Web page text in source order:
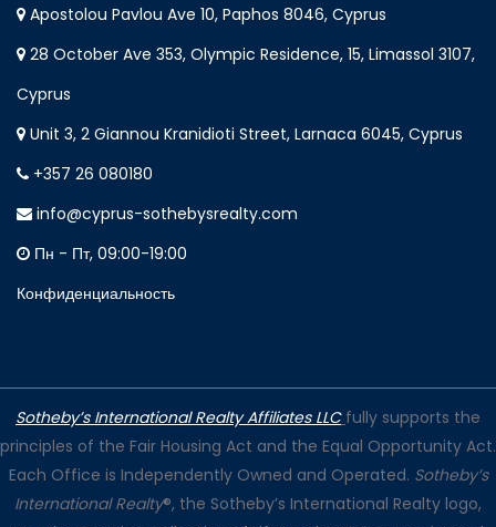
Apostolou Pavlou Ave 10, Paphos 8046, Cyprus
28 October Ave 353, Olympic Residence, 15, Limassol 3107,
Cyprus
Unit 3, 2 Giannou Kranidioti Street, Larnaca 6045, Cyprus
+357 26 080180
info@cyprus-sothebysrealty.com
Пн - Пт, 09:00-19:00
Конфиденциальность
Sotheby’s International Realty Affiliates LLC fully supports the
principles of the Fair Housing Act and the Equal Opportunity Act.
Each Office is Independently Owned and Operated. Sotheby’s
International Realty®, the Sotheby’s International Realty logo,